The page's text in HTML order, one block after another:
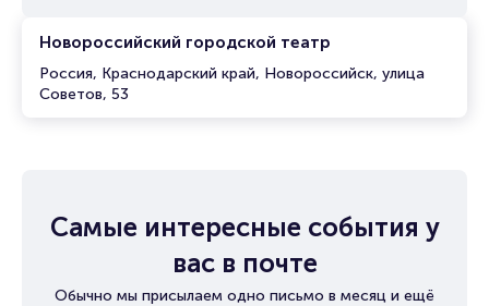
Новороссийский городской театр
Россия, Краснодарский край, Новороссийск, улица
Советов, 53
Самые интересные события у
вас в почте
Обычно мы присылаем одно письмо в месяц и ещё